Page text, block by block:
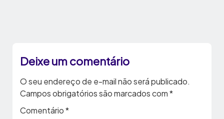
Deixe um comentário
O seu endereço de e-mail não será publicado.
Campos obrigatórios são marcados com*
Comentário*